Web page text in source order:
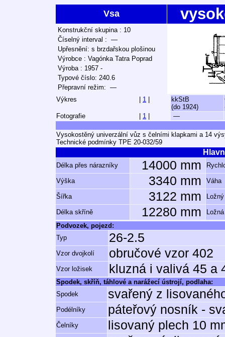
Vsa
Konstrukční skupina : 10
Číselný interval : —
Upřesnění: s brzdařskou plošinou
Výrobce : Vagónka Tatra Poprad
Výroba : 1957 -
Typové číslo: 240.6
Přepravní režim: —
Výkres
1
kkStB
(do 1924)
Fotografie
1 —
Vysokostěný univerzální vůz s čelními klapkami a 14
Technické podmínky TPE 20-032/59
Délka přes nárazníky 14000 mm
Výška 3340 mm Váha
Šířka 3122 mm
Délka skříně 12280 mm
Podvozek, pojezd:
Typ
26-2.5
Vzor dvojkolí obručové vzor 402
Vzor ložisek kluzná i valivá 45 a
Spodek, skříň, táhlové a narážecí ústrojí, podlaha:
Spodek
svařený z
Podélníky páteřový nosník -
Čelníky lisovaný plech 10